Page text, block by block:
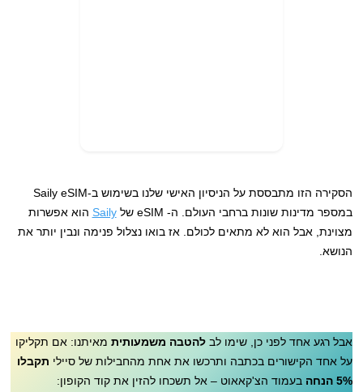
הסקירה הזו מתבססת על הניסיון האישי שלנו בשימוש ב-Saily eSIM
במספר מדינות שונות ברחבי העולם. ה- eSIM של
Saily הוא אפשרות
מצוינת, אבל הוא לא מתאים לכולם. אז בואו נצלול פנימה ונבין יותר את
הנושא.
אבל רגע אחד לפני כן, שימו לבלהטבה משמעותית מאיתנו: אם תקליקו
על אחד הקישורים בכתבה ותרכשו את אחת מהחבילות של סיילי תקבלו
5% הנחה
בעמוד הצ'קאאוט – אל תשכחו להזין את קוד הקופון: